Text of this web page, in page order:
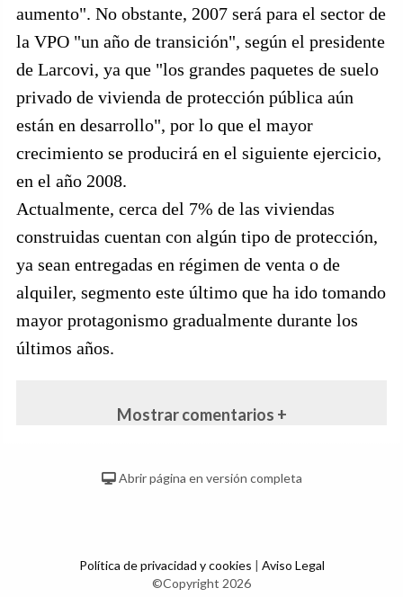
aumento". No obstante, 2007 será para el sector de
la VPO "un año de transición", según el presidente
de Larcovi, ya que "los grandes paquetes de suelo
privado de vivienda de protección pública aún
están en desarrollo", por lo que el mayor
crecimiento se producirá en el siguiente ejercicio,
en el año 2008.
Actualmente, cerca del 7% de las viviendas
construidas cuentan con algún tipo de protección,
ya sean entregadas en régimen de venta o de
alquiler, segmento este último que ha ido tomando
mayor protagonismo gradualmente durante los
últimos años.
Mostrar comentarios +
Abrir página en versión completa
Política de privacidad y cookies | Aviso Legal
©Copyright 2026